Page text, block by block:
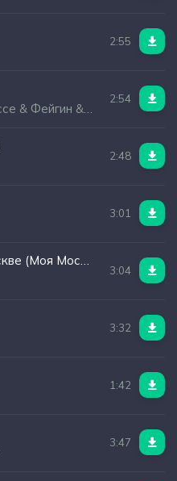
2:55
DAASHA, Никита Киоссе & Фейгин & НайдИ & NASTY ASH
2:54
2:48
3:01
Оставив сердце в Москве (Моя Москва)
3:04
3:32
1:42
3:47